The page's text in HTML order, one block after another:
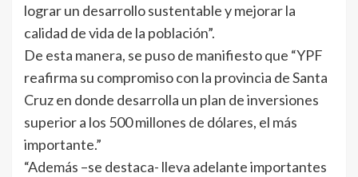
lograr un desarrollo sustentable y mejorar la
calidad de vida de la población”.
De esta manera, se puso de manifiesto que “YPF
reafirma su compromiso con la provincia de Santa
Cruz en donde desarrolla un plan de inversiones
superior a los 500 millones de dólares, el más
importante.”
“Además –se destaca- lleva adelante importantes